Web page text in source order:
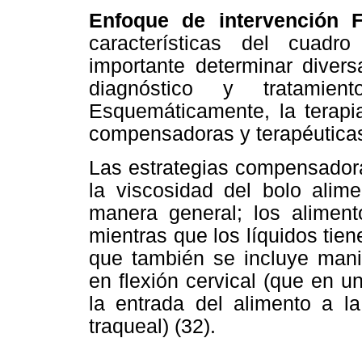
Enfoque de intervención
características del
importante determinar
diagnóstico y
Esquemáticamente, la
compensadoras y
Las estrategias
la viscosidad del bolo
manera general; los
mientras que los líquidos
que también se incluye
en flexión cervical (que en
la entrada del alimento a
traqueal) (32).